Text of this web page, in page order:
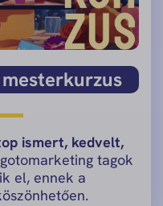
ismert, kedvelt,
tagok
el, ennek a